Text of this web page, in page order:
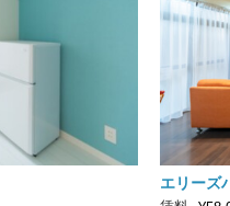
エリーズ